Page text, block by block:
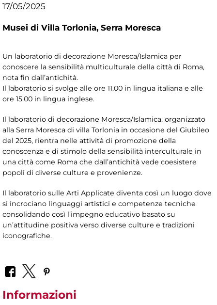
17/05/2025
Musei di Villa Torlonia, Serra Moresca
Un laboratorio di decorazione Moresca/Islamica per
conoscere la sensibilità multiculturale della città di Roma,
nota fin dall’antichità.
Il laboratorio si svolge alle ore 11.00 in lingua italiana e alle
ore 15.00 in lingua inglese.
Il laboratorio di decorazione Moresca/Islamica, organizzato
alla Serra Moresca di villa Torlonia in occasione del Giubileo
del 2025, rientra nelle attività di promozione della
conoscenza e di stimolo della sensibilità interculturale in
una città come Roma che dall’antichità vede coesistere
popoli di diverse culture e provenienze.
Il laboratorio sulle Arti Applicate diventa così un luogo dove
si incrociano linguaggi artistici e competenze tecniche
consolidando così l’impegno educativo basato su
un’attitudine positiva verso diverse culture e tradizioni
iconografiche.
Informazioni